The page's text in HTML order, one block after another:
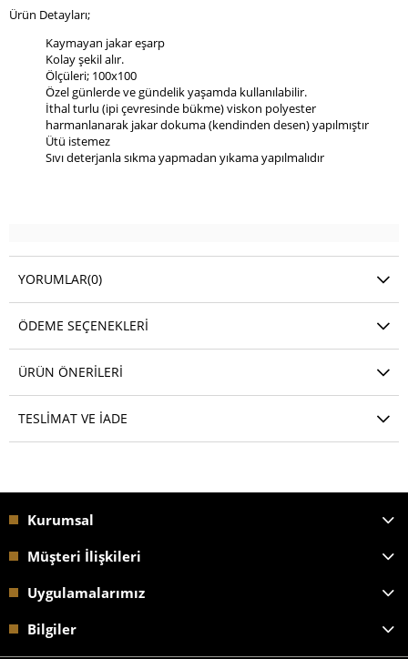
Ürün Detayları;
Kaymayan jakar eşarp
Kolay şekil alır.
Ölçüleri; 100x100
Özel günlerde ve gündelik yaşamda kullanılabilir.
İthal turlu (ipi çevresinde bükme) viskon polyester
harmanlanarak jakar dokuma (kendinden desen) yapılmıştır
Ütü istemez
Sıvı deterjanla sıkma yapmadan yıkama yapılmalıdır
YORUMLAR(0)
ÖDEME SEÇENEKLERI
ÜRÜN ÖNERILERI
TESLIMAT VE İADE
Kurumsal
Müşteri İlişkileri
Uygulamalarımız
Bilgiler